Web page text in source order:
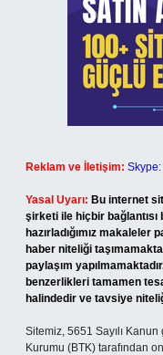
Reklam ve İletişim:
Yasal Uyarı: Bu internet
şirketi ile hiçbir bağlantısı
hazırladığımız
haber niteliği
paylaşım
benzerlikleri tamamen
halindedir ve tavsiye
Sitemiz, 5651 Sayılı
Kurumu (BTK) tarafından